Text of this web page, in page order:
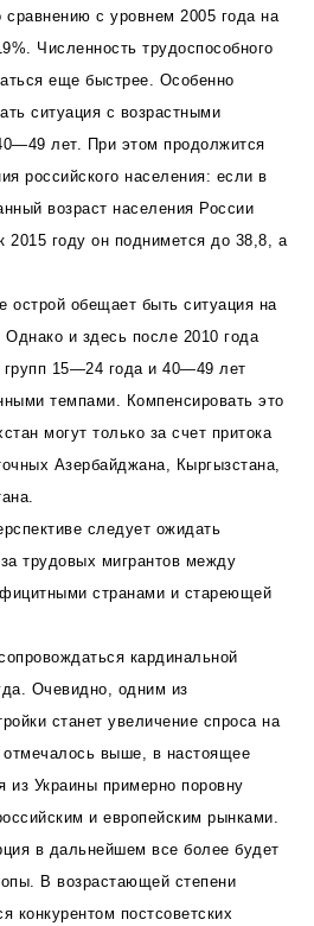
сравнению с уровнем 2005 года на
Численность трудоспособного
еще быстрее. Особенно
ситуация с возрастными
лет. При этом продолжится
российского населения: если в
возраст населения России
2015 году он поднимется до 38,8, а
острой обещает быть ситуация на
Однако и здесь после 2010 года
групп 15—24 года и 40—49 лет
темпами. Компенсировать это
могут только за счет притока
Азербайджана, Кыргызстана,
следует ожидать
трудовых мигрантов между
странами и стареющей
кардинальной
Очевидно, одним из
станет увеличение спроса на
отмечалось выше, в настоящее
из Украины примерно поровну
и европейским рынками.
в дальнейшем все более будет
В возрастающей степени
конкурентом постсоветских